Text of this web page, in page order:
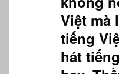
Việt mà
tiếng
hát